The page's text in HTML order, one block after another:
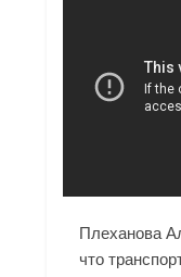
Плеханова
что